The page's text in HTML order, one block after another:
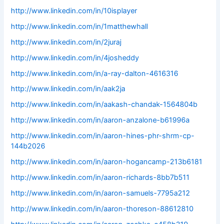
http://www.linkedin.com/in/10isplayer
http://www.linkedin.com/in/1matthewhall
http://www.linkedin.com/in/2juraj
http://www.linkedin.com/in/4josheddy
http://www.linkedin.com/in/a-ray-dalton-4616316
http://www.linkedin.com/in/aak2ja
http://www.linkedin.com/in/aakash-chandak-1564804b
http://www.linkedin.com/in/aaron-anzalone-b61996a
http://www.linkedin.com/in/aaron-hines-phr-shrm-cp-
144b2026
http://www.linkedin.com/in/aaron-hogancamp-213b6181
http://www.linkedin.com/in/aaron-richards-8bb7b511
http://www.linkedin.com/in/aaron-samuels-7795a212
http://www.linkedin.com/in/aaron-thoreson-88612810